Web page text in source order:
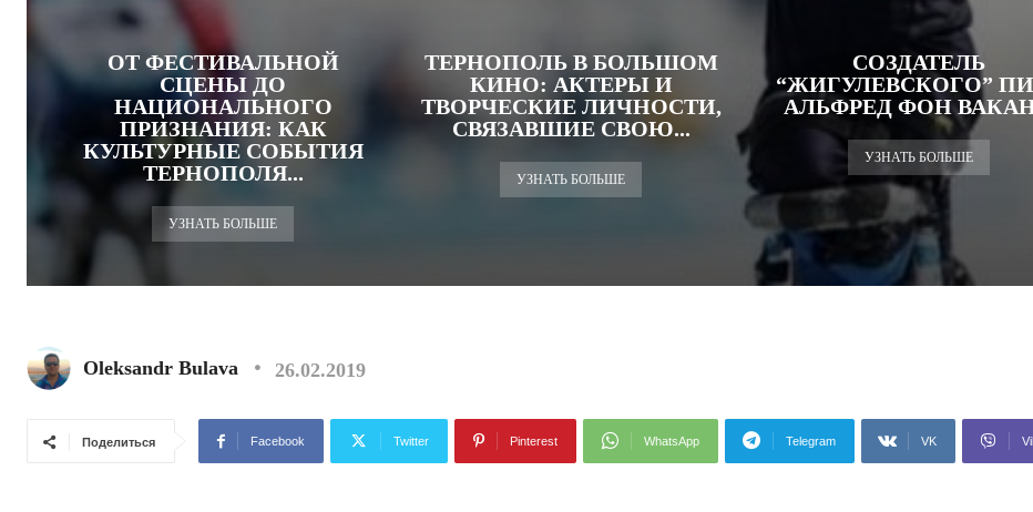
ОТ ФЕСТИВАЛЬНОЙ
СЦЕНЫ ДО
НАЦИОНАЛЬНОГО
ПРИЗНАНИЯ: КАК
КУЛЬТУРНЫЕ СОБЫТИЯ
ТЕРНОПОЛЯ...
УЗНАТЬ БОЛЬШЕ
ТЕРНОПОЛЬ В БОЛЬШОМ
КИНО: АКТЕРЫ И
ТВОРЧЕСКИЕ ЛИЧНОСТИ,
СВЯЗАВШИЕ СВОЮ...
УЗНАТЬ БОЛЬШЕ
СОЗДАТЕЛЬ
“ЖИГУЛЕВСКОГО”
АЛЬФРЕД ФОН
УЗНАТЬ БОЛЬШЕ
Oleksandr Bulava 26.02.2019
Поделиться Facebook Twitter Pinterest WhatsApp Telegram VK